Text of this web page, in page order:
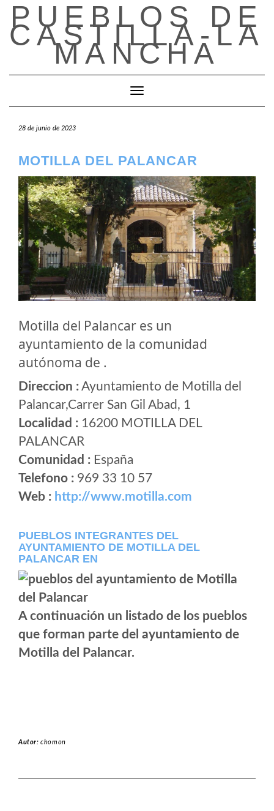
Saltar
contenido
PUEBLOS DE
CASTILLA-LA
MANCHA
Cambiar modo de navegación
28 de junio de 2023
MOTILLA DEL PALANCAR
Motilla del Palancar es un
ayuntamiento de la comunidad
autónoma de .
Direccion :Ayuntamiento de Motilla del
Palancar,Carrer San Gil Abad, 1
Localidad : 16200 MOTILLA DEL
PALANCAR
Comunidad : España
Telefono : 969 33 10 57
Web : http://www.motilla.com
PUEBLOS INTEGRANTES DEL
AYUNTAMIENTO DE MOTILLA DEL
PALANCAR EN
A continuación un listado de los pueblos
que forman parte del ayuntamiento de
Motilla del Palancar.
Autor:chomon